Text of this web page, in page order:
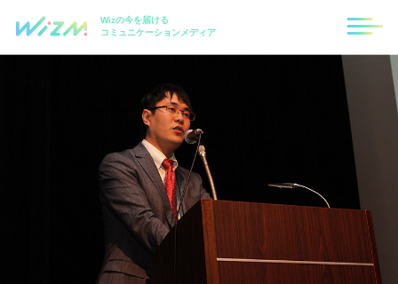
Wizの今を届ける
コミュニケーションメディア